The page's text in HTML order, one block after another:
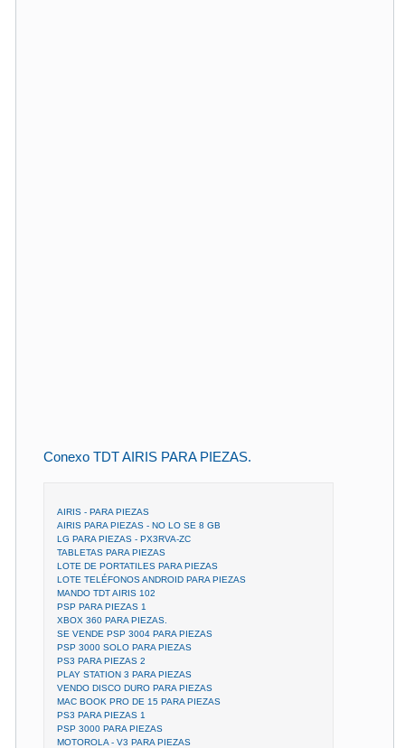
Conexo TDT AIRIS PARA PIEZAS.
AIRIS - PARA PIEZAS
AIRIS PARA PIEZAS - NO LO SE 8 GB
LG PARA PIEZAS - PX3RVA-ZC
TABLETAS PARA PIEZAS
LOTE DE PORTATILES PARA PIEZAS
LOTE TELÉFONOS ANDROID PARA PIEZAS
MANDO TDT AIRIS 102
PSP PARA PIEZAS 1
XBOX 360 PARA PIEZAS.
SE VENDE PSP 3004 PARA PIEZAS
PSP 3000 SOLO PARA PIEZAS
PS3 PARA PIEZAS 2
PLAY STATION 3 PARA PIEZAS
VENDO DISCO DURO PARA PIEZAS
MAC BOOK PRO DE 15 PARA PIEZAS
PS3 PARA PIEZAS 1
PSP 3000 PARA PIEZAS
MOTOROLA - V3 PARA PIEZAS